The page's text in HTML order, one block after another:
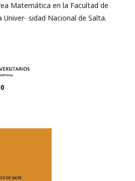
Matemática en la Facultad de
Univer- sidad Nacional de Salta.